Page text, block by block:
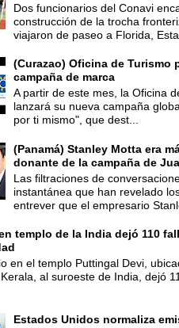
Dos funcionarios del Conavi
construcción de la trocha
viajaron de paseo a Florida,
(Curazao) Oficina de Turismo
campaña de marca
A partir de este mes, la Oficina
lanzará su nueva campaña
por ti mismo", que dest...
(Panamá) Stanley Motta era
donante de la campaña de
Las filtraciones de
instantánea que han revelado
entrever que el empresario
templo de la India dejó 110
en el templo Puttingal Devi,
al suroeste de India, dejó
Estados Unidos normaliza